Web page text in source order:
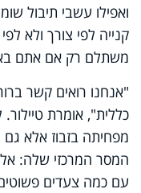
משתלם רק אם אתם
"אנחנו רואים קשר
כללית", אומרת
מפחיתה בזבוז אלא גם
המסר המרכזי שלה:
עם כמה צעדים